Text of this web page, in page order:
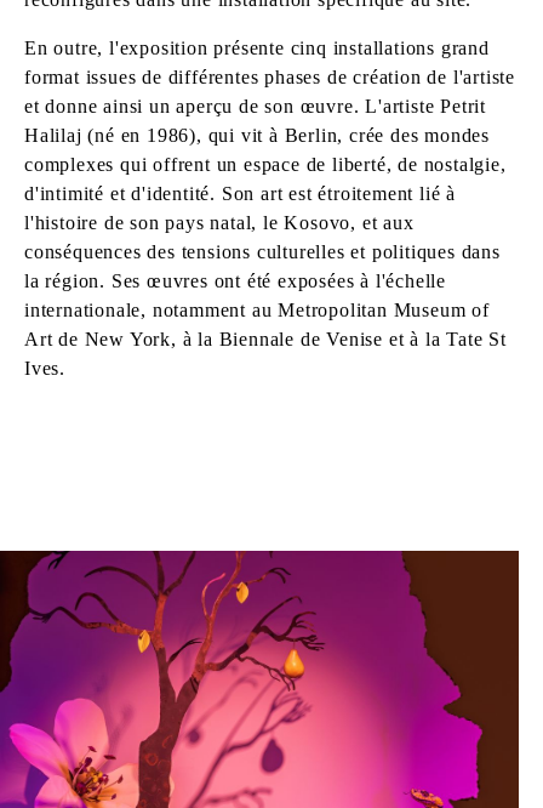
En outre, l'exposition présente cinq installations grand
format issues de différentes phases de création de l'artiste
et donne ainsi un aperçu de son œuvre. L'artiste Petrit
Halilaj (né en 1986), qui vit à Berlin, crée des mondes
complexes qui offrent un espace de liberté, de nostalgie,
d'intimité et d'identité. Son art est étroitement lié à
l'histoire de son pays natal, le Kosovo, et aux
conséquences des tensions culturelles et politiques dans
la région. Ses œuvres ont été exposées à l'échelle
internationale, notamment au Metropolitan Museum of
Art de New York, à la Biennale de Venise et à la Tate St
Ives.